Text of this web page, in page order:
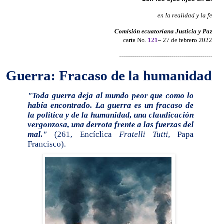
en la realidad y la fe
Comisión ecuatoriana Justicia y Paz
carta No. 121– 27 de febrero 2022
------------------------------------------------
Guerra: Fracaso de la humanidad
"Toda guerra deja al mundo peor que como lo
había encontrado. La guerra es un fracaso de
la política y de la humanidad, una claudicación
vergonzosa, una derrota frente a las fuerzas del
mal."(261, Encíclica Fratelli Tutti, Papa
Francisco).